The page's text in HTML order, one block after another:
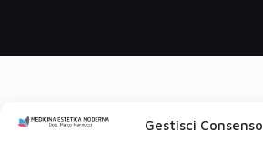
Gestisci Consenso